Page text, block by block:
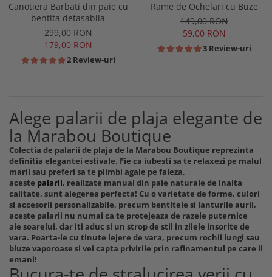
Canotiera Barbati din paie cu
bentita detasabila
299,00 RON
179,00 RON
2 Review-uri
Rame de Ochelari cu Buze
149,00 RON
59,00 RON
3 Review-uri
Alege palarii de plaja elegante de
la Marabou Boutique
Colectia de palarii de plaja de la Marabou Boutique reprezinta
definitia elegantei estivale. Fie ca iubesti sa te relaxezi pe malul
marii sau preferi sa te plimbi agale pe faleza,
aceste palarii, realizate manual din paie naturale de inalta
calitate, sunt alegerea perfecta! Cu o varietate de forme, culori
si accesorii personalizabile, precum bentitele si lanturile aurii,
aceste palarii nu numai ca te protejeaza de razele puternice
ale soarelui, dar iti aduc si un strop de stil in zilele insorite de
vara. Poarta-le cu tinute lejere de vara, precum rochii lungi sau
bluze vaporoase si vei capta privirile prin rafinamentul pe care il
emani!